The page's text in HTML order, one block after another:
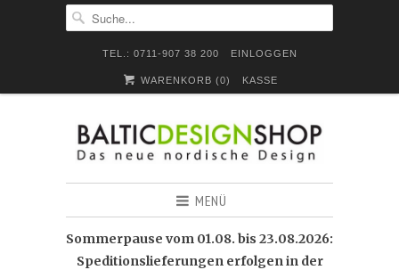
TEL.: 0711-907 38 200 EINLOGGEN
WARENKORB (0) KASSE
MENÜ
Sommerpause vom 01.08. bis 23.08.2026:
Speditionslieferungen erfolgen in der